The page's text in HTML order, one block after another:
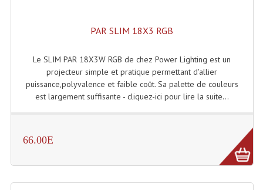
Angle DECO22Q Structure Contest
Angle DECOTRI Structure Contest
Angle DUO Structure Contest
PAR SLIM 18X3 RGB
Le SLIM PAR 18X3W RGB de chez Power Lighting est un
projecteur simple et pratique permettant d'allier
puissance,polyvalence et faible coût. Sa palette de couleurs
est largement suffisante - cliquez-ici pour lire la suite...
66.00E